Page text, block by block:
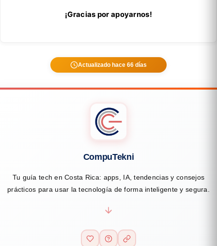
¡Gracias por apoyarnos!
Actualizado hace 66 días
CompuTekni
Tu guía tech en Costa Rica: apps, IA, tendencias y consejos
prácticos para usar la tecnología de forma inteligente y segura.